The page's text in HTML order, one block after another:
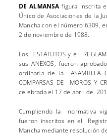
DE ALMANSAfigura inscrita
Único de Asociaciones de la
Mancha con el número 6309,
2 de noviembre de 1988.
Los ESTATUTOS y el
sus ANEXOS, fueron
ordinaria de la ASAMBLEA
COMPARSAS DE MOROS Y
celebrada el 17 de abril de
Cumpliendo la normativa
fueron inscritos en el
Mancha mediante resolución